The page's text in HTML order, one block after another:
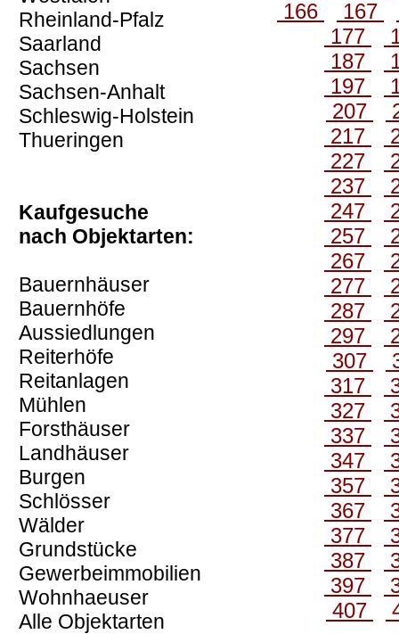
Rheinland-Pfalz
Saarland
Sachsen
Sachsen-Anhalt
Schleswig-Holstein
Thueringen
Kaufgesuche
nach Objektarten:
Bauernhäuser
Bauernhöfe
Aussiedlungen
Reiterhöfe
Reitanlagen
Mühlen
Forsthäuser
Landhäuser
Burgen
Schlösser
Wälder
Grundstücke
Gewerbeimmobilien
Wohnhaeuser
Alle Objektarten
166
167
177
187
197
207
217
227
237
247
257
267
277
287
297
307
317
327
337
347
357
367
377
387
397
407